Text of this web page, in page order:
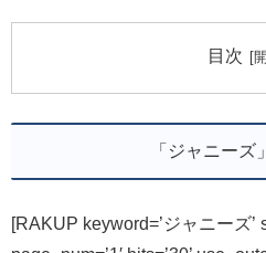
目次
「ジャニーズ
[RAKUP keyword=’ジャニーズ’